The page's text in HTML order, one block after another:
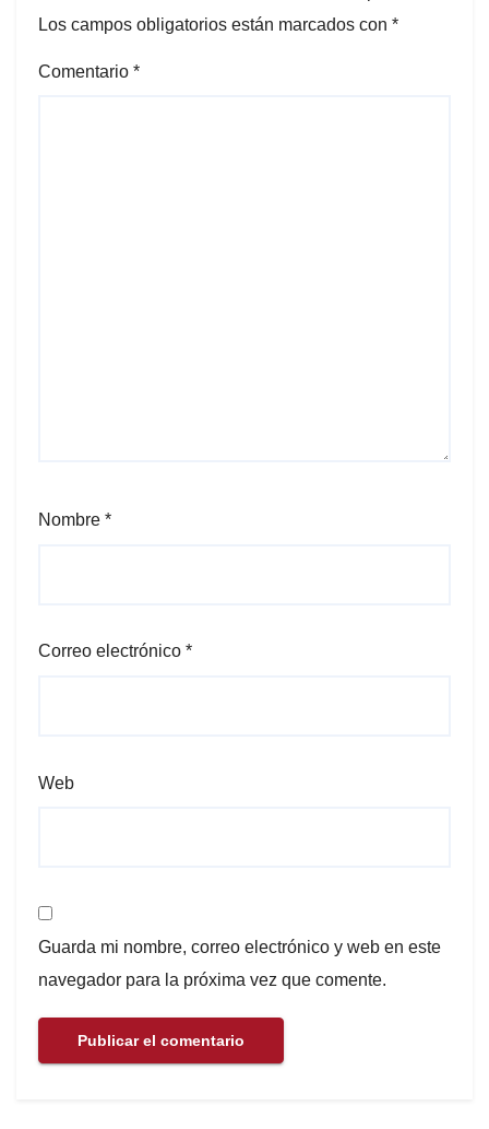
Los campos obligatorios están marcados con *
Comentario *
Nombre *
Correo electrónico *
Web
Guarda mi nombre, correo electrónico y web en este
navegador para la próxima vez que comente.